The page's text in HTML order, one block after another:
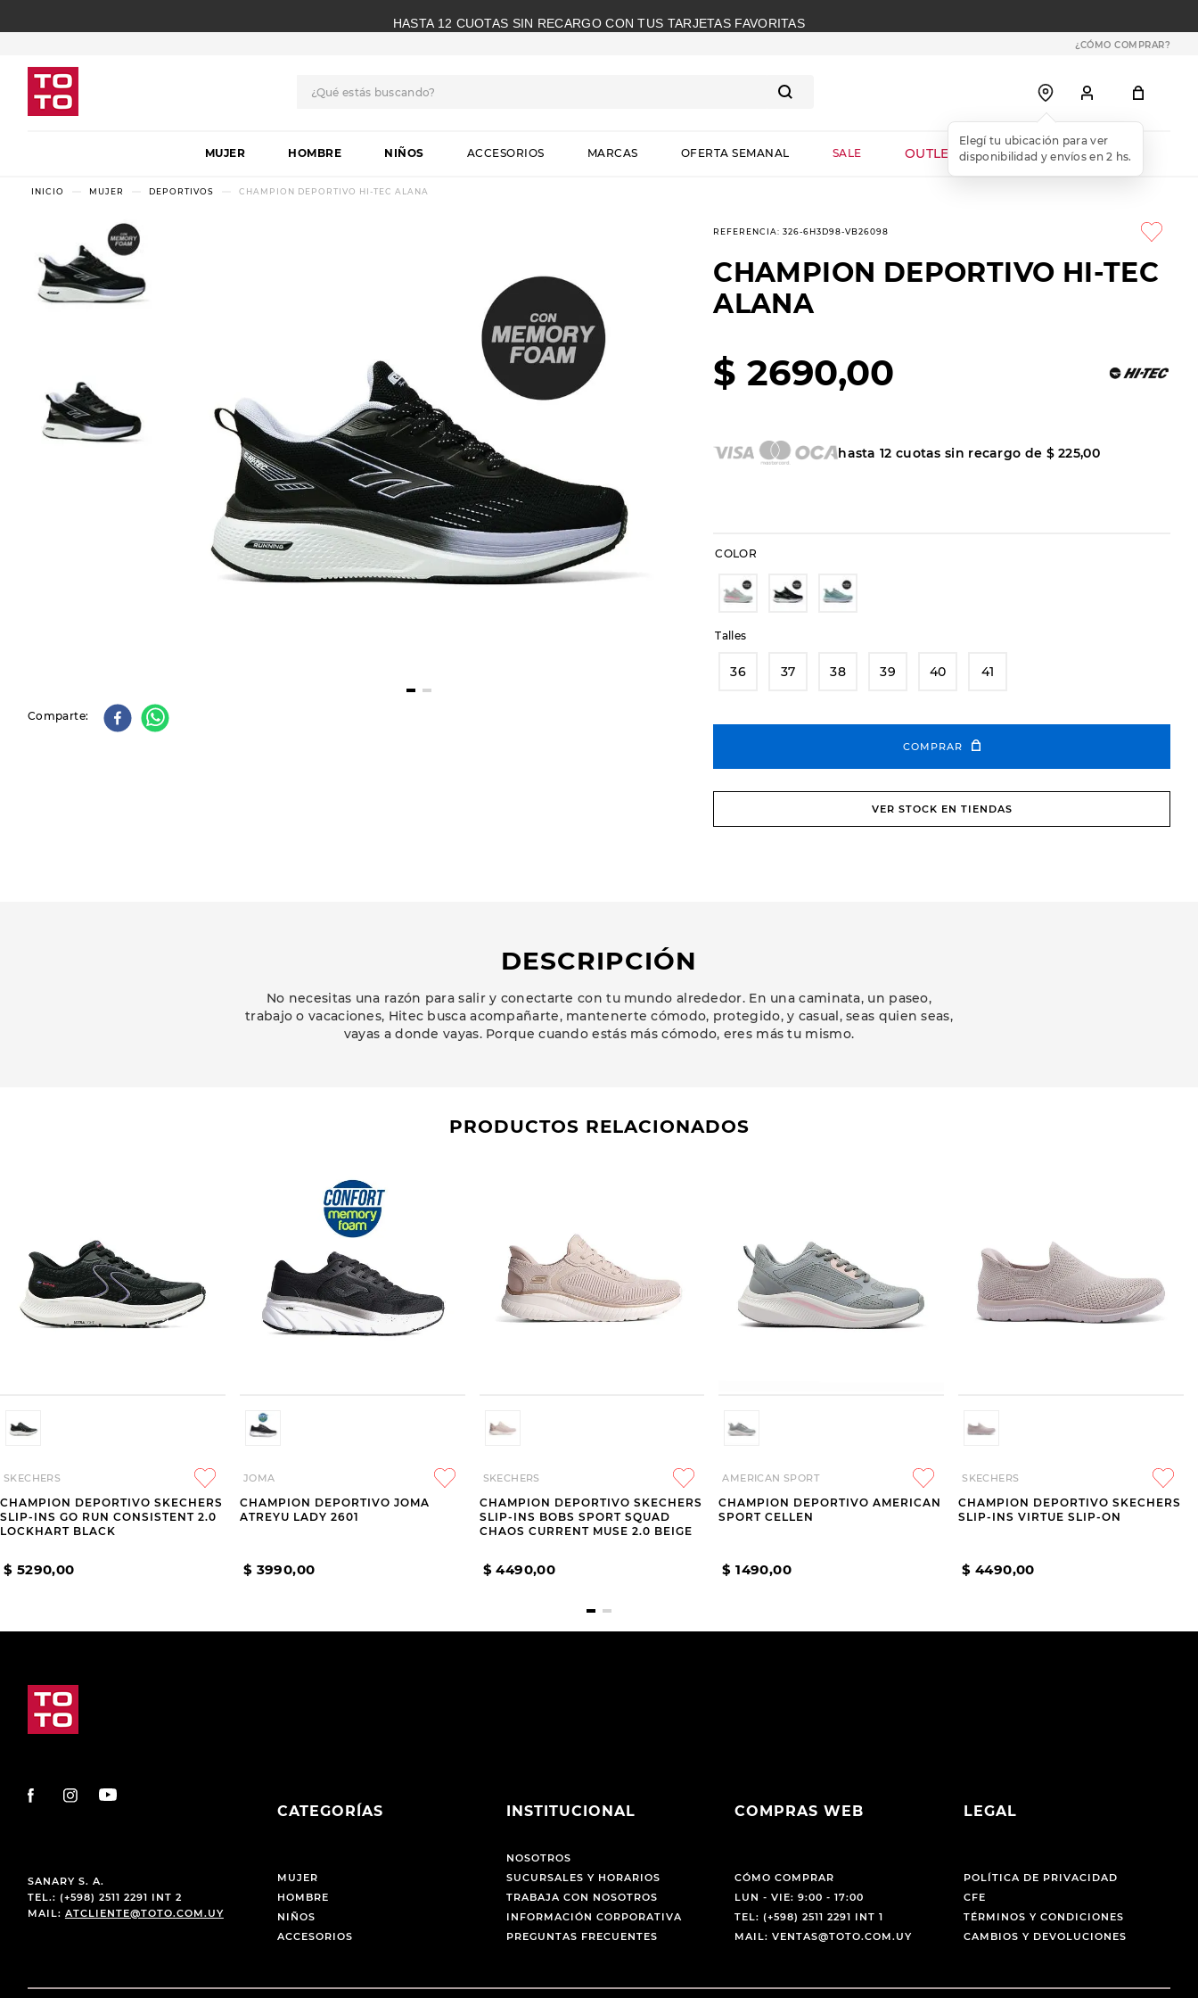
HASTA 12 CUOTAS SIN RECARGO CON TUS TARJETAS FAVORITAS
¿CÓMO COMPRAR?
MUJER HOMBRE NIÑOS ACCESORIOS MARCAS OFERTA SEMANAL SALE OUTLET WEB
MUJER DEPORTIVOS CHAMPION DEPORTIVO HI-TEC ALANA
Comparte
REFERENCIA:326-6H3D98-VB26098
CHAMPION DEPORTIVO HI-TEC
ALANA
$ 2690,00
hasta12 cuotas sin recargo de $ 225,00
COLOR
Talles
36 37 38 39 40 41
COMPRAR
VER STOCK EN TIENDAS
DESCRIPCIÓN
No necesitas una razón para salir y conectarte con tu mundo alrededor. En una caminata, un paseo,
trabajo o vacaciones, Hitec busca acompañarte, mantenerte cómodo, protegido, y casual, seas quien seas,
vayas a donde vayas. Porque cuando estás más cómodo, eres más tu mismo.
PRODUCTOS RELACIONADOS
SKECHERS
CHAMPION DEPORTIVO SKECHERS
SLIP-INS GO RUN CONSISTENT 2.0
LOCKHART BLACK
$ 5290,00
JOMA
CHAMPION DEPORTIVO JOMA
ATREYU LADY 2601
$ 3990,00
SKECHERS
CHAMPION DEPORTIVO SKECHERS
SLIP-INS BOBS SPORT SQUAD
CHAOS CURRENT MUSE 2.0 BEIGE
$ 4490,00
AMERICAN SPORT
CHAMPION DEPORTIVO AMERICAN
SPORT CELLEN
$ 1490,00
SKECHERS
CHAMPION DEPORTIVO SKECHERS
SLIP-INS VIRTUE SLIP-ON
$ 4490,00
SANARY S. A.
TEL.: (+598) 2511 2291 INT 2
MAIL: ATCLIENTE@TOTO.COM.UY
CATEGORÍAS
MUJER
HOMBRE
NIÑOS
ACCESORIOS
INSTITUCIONAL
NOSOTROS
SUCURSALES Y HORARIOS
TRABAJA CON NOSOTROS
INFORMACIÓN CORPORATIVA
PREGUNTAS FRECUENTES
COMPRAS WEB
CÓMO COMPRAR
LUN - VIE: 9:00 - 17:00
TEL: (+598) 2511 2291 INT 1
MAIL: VENTAS@TOTO.COM.UY
LEGAL
POLÍTICA DE PRIVACIDAD
CFE
TÉRMINOS Y CONDICIONES
CAMBIOS Y DEVOLUCIONES
1.
botas
.
skechers
9.
slip-ins
10
botas dama